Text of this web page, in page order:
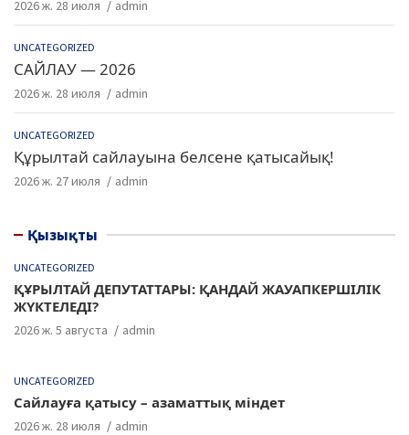
2026 ж. 28 июля admin
UNCATEGORIZED
САЙЛАУ — 2026
2026 ж. 28 июля admin
UNCATEGORIZED
Құрылтай сайлауына белсене қатысайық!
2026 ж. 27 июля admin
Қызықты
UNCATEGORIZED
ҚҰРЫЛТАЙ ДЕПУТАТТАРЫ: ҚАНДАЙ ЖАУАПКЕРШІЛІК
ЖҮКТЕЛЕДІ?
2026 ж. 5 августа admin
UNCATEGORIZED
Сайлауға қатысу – азаматтық міндет
2026 ж. 28 июля admin